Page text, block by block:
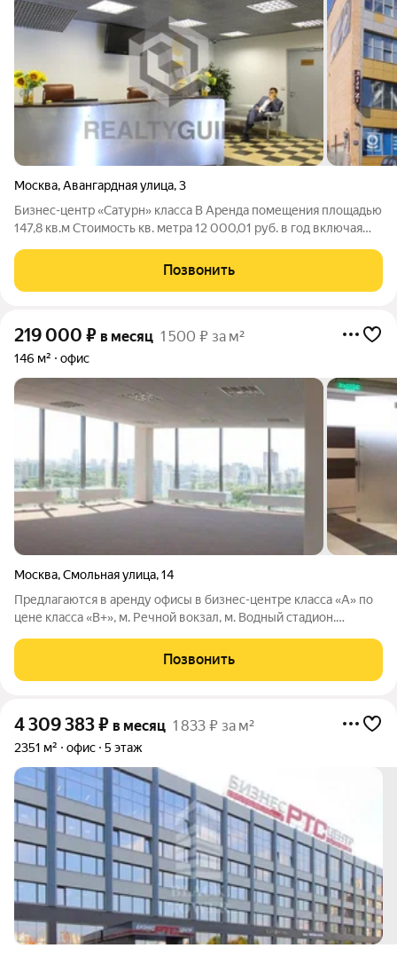
Москва,Авангардная улица,3
Бизнес-центр «Сатурн» класса B Аренда помещения площадью
147,8 кв.м Cтоимость кв. метра 12 000,01 руб. в год включая
адресу: Авангардная улица, 3, Москва
Позвонить
219 000 ₽ в месяц 1 500 ₽ за м²
146 м² офис
Москва,Смольная улица,14
Предлагаются в аренду офисы в бизнес-центре класса «А» по
цене класса «В+», м. Речной вокзал, м. Водный стадион.
м. Офисы с кабинетной «нарезкой» от 14 кв.м до 3000 кв. м.
Высококачественная
Позвонить
4 309 383₽ в месяц 1 833 ₽ за м²
2351 м² офис 5 этаж